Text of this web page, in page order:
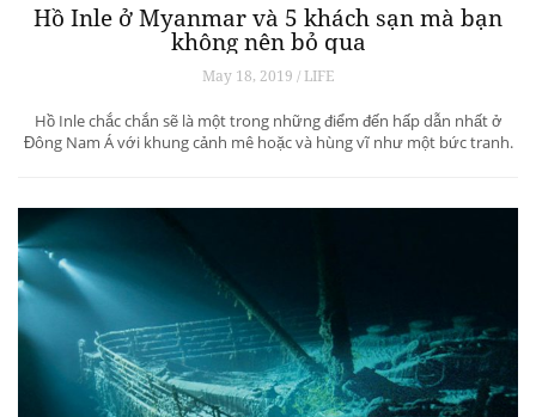
Hồ Inle ở Myanmar và 5 khách sạn mà bạn
không nên bỏ qua
May 18, 2019 / LIFE
Hồ Inle chắc chắn sẽ là một trong những điểm đến hấp dẫn nhất ở
Đông Nam Á với khung cảnh mê hoặc và hùng vĩ như một bức tranh.